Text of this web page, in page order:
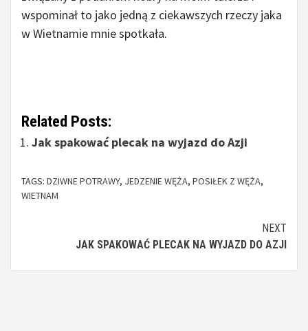
wspominał to jako jedną z ciekawszych rzeczy jaka
w Wietnamie mnie spotkała.
Related Posts:
Jak spakować plecak na wyjazd do Azji
TAGS: DZIWNE POTRAWY, JEDZENIE WĘŻA, POSIŁEK Z WĘŻA,
WIETNAM
Reading
NEXT
JAK SPAKOWAĆ PLECAK NA WYJAZD DO AZJI